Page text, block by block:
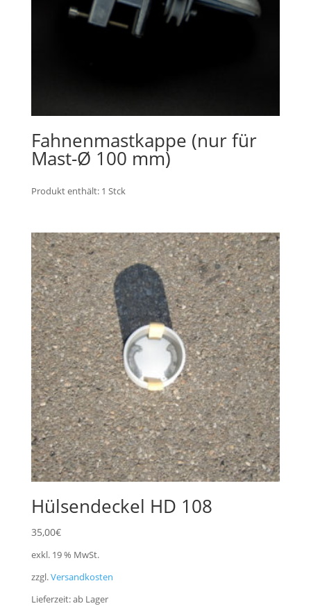
Fahnenmastkappe (nur für
Mast-Ø 100 mm)
Produkt enthält: 1 Stck
Hülsendeckel HD 108
35,00€
exkl. 19 % MwSt.
zzgl.Versandkosten
Lieferzeit:ab Lager